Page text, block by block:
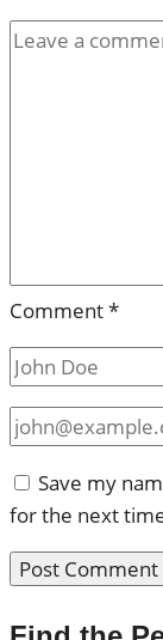
Comment*
Save my
for the next